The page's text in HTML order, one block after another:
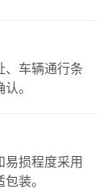
、车辆通行条
。
易损程度采用
装。